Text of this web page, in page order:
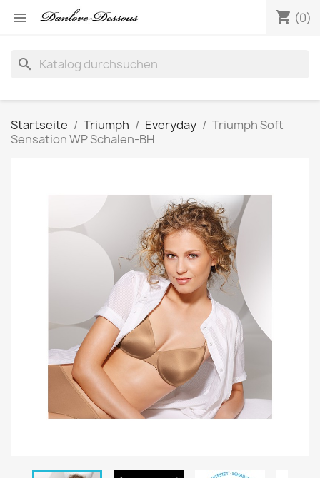
 shopping_cart (0)
search
Startseite Triumph Everyday
Triumph Soft
Sensation WP Schalen-BH